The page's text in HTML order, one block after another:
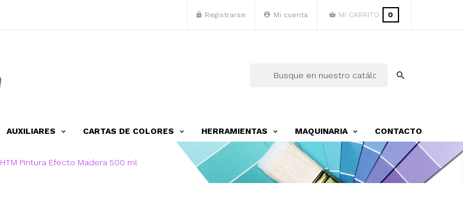
Registrarse Mi cuenta MI CARRITO 0
AUXILIARES CARTAS DE COLORES HERRAMIENTAS MAQUINARIA CONTACTO
HTM Pintura Efecto Madera 500 ml